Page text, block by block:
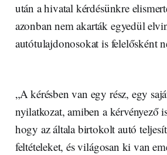
után a hivatal kérdésünkre
azonban nem akarták egyedül
autótulajdonosokat is felelősként
„A kérésben van egy rész, egy
nyilatkozat, amiben a kérvényező
hogy az általa birtokolt autó
feltételeket, és világosan ki van